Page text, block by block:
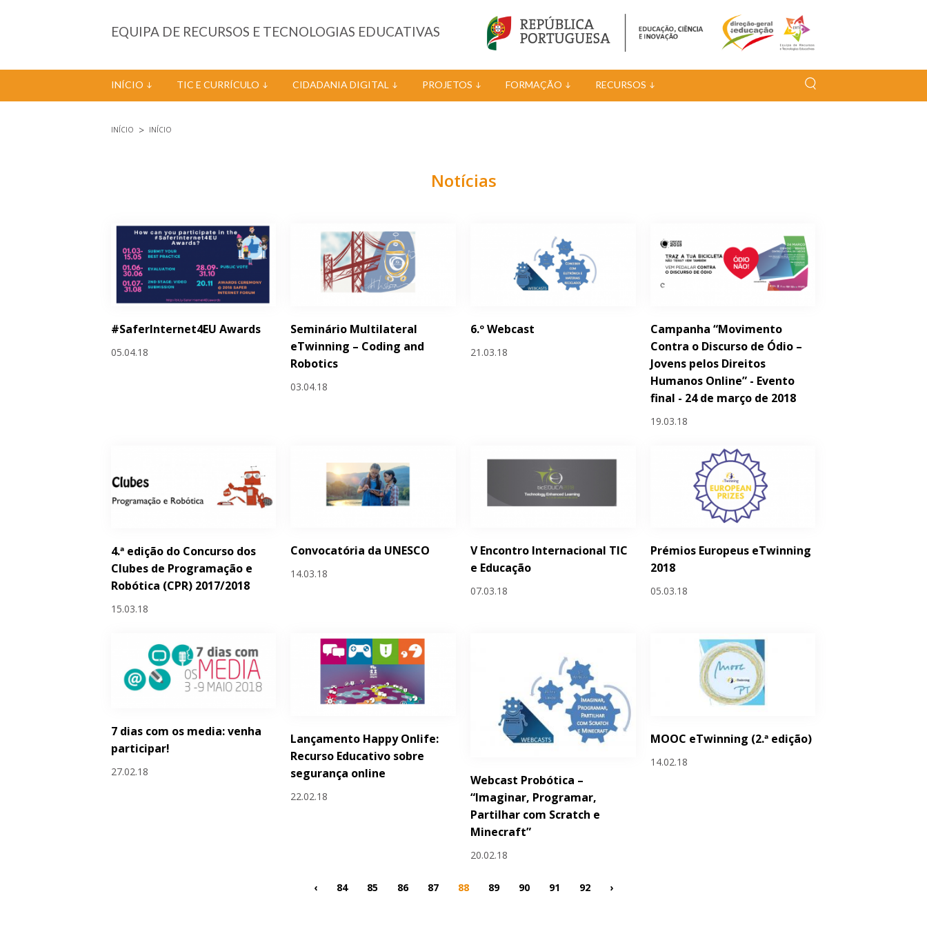
EQUIPA DE RECURSOS E TECNOLOGIAS EDUCATIVAS
INÍCIO TIC E CURRÍCULO CIDADANIA DIGITAL PROJETOS FORMAÇÃO RECURSOS
INÍCIO INÍCIO
Notícias
#SaferInternet4EU Awards
05.04.18
Seminário Multilateral
eTwinning – Coding and
Robotics
03.04.18
6.º Webcast
21.03.18
Campanha “Movimento
Contra o Discurso de Ódio –
Jovens pelos Direitos
Humanos Online” - Evento
final - 24 de março de 2018
19.03.18
4.ª edição do Concurso dos
Clubes de Programação e
Robótica (CPR) 2017/2018
15.03.18
Convocatória da UNESCO
14.03.18
V Encontro Internacional TIC
e Educação
07.03.18
Prémios Europeus eTwinning
2018
05.03.18
7 dias com os media: venha
participar!
27.02.18
Lançamento Happy Onlife:
Recurso Educativo sobre
segurança online
22.02.18
Webcast Probótica –
“Imaginar, Programar,
Partilhar com Scratch e
Minecraft”
20.02.18
MOOC eTwinning (2.ª edição)
14.02.18
Páginas
‹ 84 85 86 87 88 89 90 91 92 ›